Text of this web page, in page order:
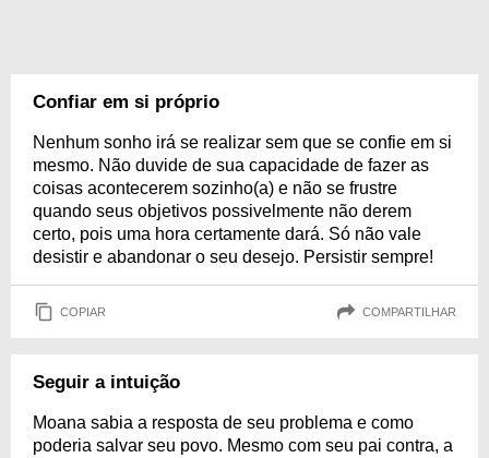
Confiar em si próprio
Nenhum sonho irá se realizar sem que se confie em si
mesmo. Não duvide de sua capacidade de fazer as
coisas acontecerem sozinho(a) e não se frustre
quando seus objetivos possivelmente não derem
certo, pois uma hora certamente dará. Só não vale
desistir e abandonar o seu desejo. Persistir sempre!
COPIAR COMPARTILHAR
Seguir a intuição
Moana sabia a resposta de seu problema e como
poderia salvar seu povo. Mesmo com seu pai contra, a